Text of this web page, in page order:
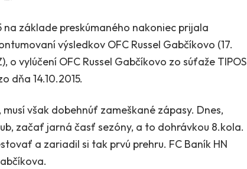
na základe preskúmaného nakoniec prijala
výsledkov OFC Russel Gabčíkovo (17.
o vylúčení OFC Russel Gabčíkovo zo súťaže TIPOS
dňa 14.10.2015.
však dobehnúť zameškané zápasy. Dnes,
začať jarná časť sezóny, a to dohrávkou 8.kola.
a zariadil si tak prvú prehru. FC Baník HN